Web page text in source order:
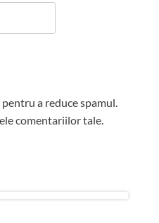
a reduce spamul.
comentariilor tale.